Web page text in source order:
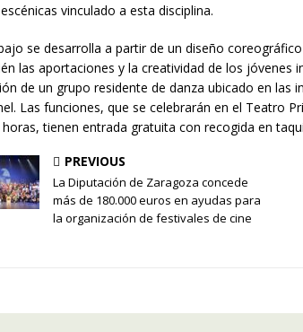
vinculado a esta disciplina.
se desarrolla a partir de un diseño
las aportaciones y la creatividad de los jóvenes
de un grupo residente de danza ubicado en las
Las funciones, que se celebrarán en el Teatro
horas, tienen entrada gratuita con recogida en
PREVIOUS
La Diputación de Zaragoza concede
más de 180.000 euros en ayudas para
la organización de festivales de cine